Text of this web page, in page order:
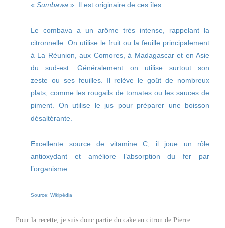
« Sumbawa ». Il est originaire de ces îles.
Le combava a un arôme très intense, rappelant la
citronnelle. On utilise le fruit ou la feuille principalement
à La Réunion, aux Comores, à Madagascar et en Asie
du sud-est. Généralement on utilise surtout son
zeste ou ses feuilles. Il relève le goût de nombreux
plats, comme les rougails de tomates ou les sauces de
piment. On utilise le jus pour préparer une boisson
désaltérante.
Excellente source de vitamine C, il joue un rôle
antioxydant et améliore l’absorption du fer par
l’organisme.
Source: Wikipédia
Pour la recette, je suis donc partie du cake au citron de Pierre